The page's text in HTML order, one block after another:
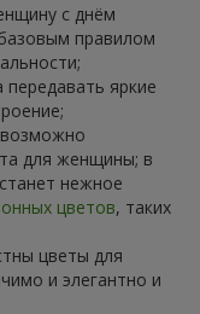
с днём
правилом
яркие
для женщины; в
нежное
цветов, таких
цветы для
и элегантно и